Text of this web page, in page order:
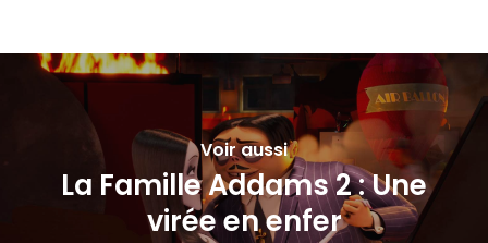
Voir aussi
La Famille Addams 2 : Une
virée en enfer